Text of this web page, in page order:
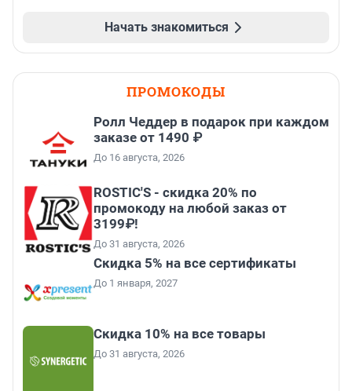
Начать знакомиться
ПРОМОКОДЫ
Ролл Чеддер в подарок при каждом
заказе от 1490 ₽
До 16 августа, 2026
ROSTIC'S - скидка 20% по
промокоду на любой заказ от
3199₽!
До 31 августа, 2026
Скидка 5% на все сертификаты
До 1 января, 2027
Скидка 10% на все товары
До 31 августа, 2026